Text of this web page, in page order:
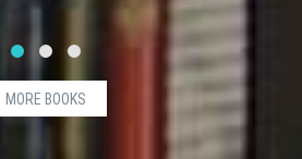
MORE BOOKS